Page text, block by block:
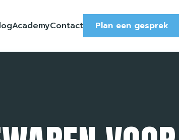
AcademyContact Plan een gesprek